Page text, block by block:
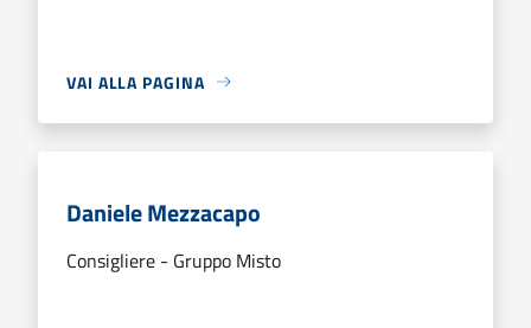
VAI ALLA PAGINA
Daniele Mezzacapo
Consigliere - Gruppo Misto